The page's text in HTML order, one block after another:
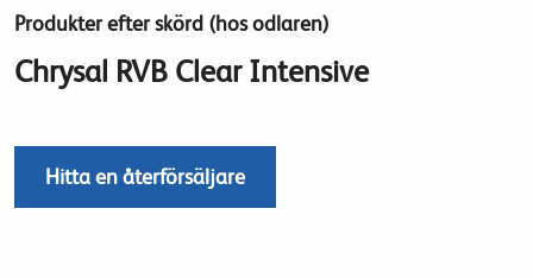
Produkter efter skörd (hos odlaren)
Chrysal RVB Clear Intensive
Hitta en återförsäljare